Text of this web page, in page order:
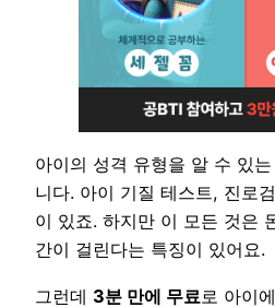
아이의 성격 유형을 알 수 있
니다. 아이 기질 테스트, 진로
이 있죠. 하지만 이 모든 것은
간이 걸린다는 특징이 있어요.
그런데 3분 만에 무료 로 아이